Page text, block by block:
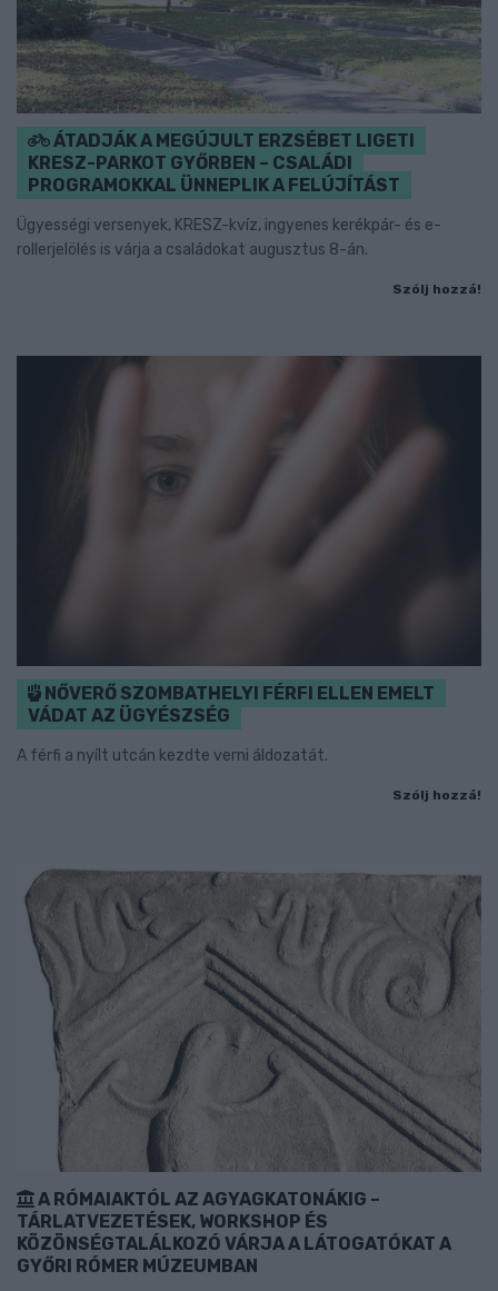
ÁTADJÁK A MEGÚJULT ERZSÉBET LIGETI
KRESZ-PARKOT GYŐRBEN – CSALÁDI
PROGRAMOKKAL ÜNNEPLIK A FELÚJÍTÁST
Ügyességi versenyek, KRESZ-kvíz, ingyenes kerékpár- és e-
rollerjelölés is várja a családokat augusztus 8-án.
Szólj hozzá!
NŐVERŐ SZOMBATHELYI FÉRFI ELLEN EMELT
VÁDAT AZ ÜGYÉSZSÉG
A férfi a nyílt utcán kezdte verni áldozatát.
Szólj hozzá!
A RÓMAIAKTÓL AZ AGYAGKATONÁKIG –
TÁRLATVEZETÉSEK, WORKSHOP ÉS
KÖZÖNSÉGTALÁLKOZÓ VÁRJA A LÁTOGATÓKAT A
GYŐRI RÓMER MÚZEUMBAN